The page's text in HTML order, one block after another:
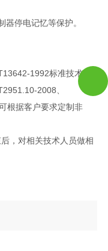
停电记忆等保护。
1992标准技术参
2008、
根据客户要求定制非
，对相关技术人员做相